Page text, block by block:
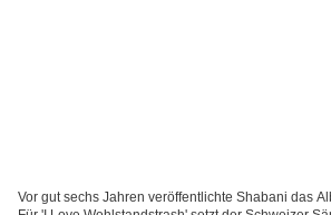
Vor gut sechs Jahren veröffentlichte Shabani das